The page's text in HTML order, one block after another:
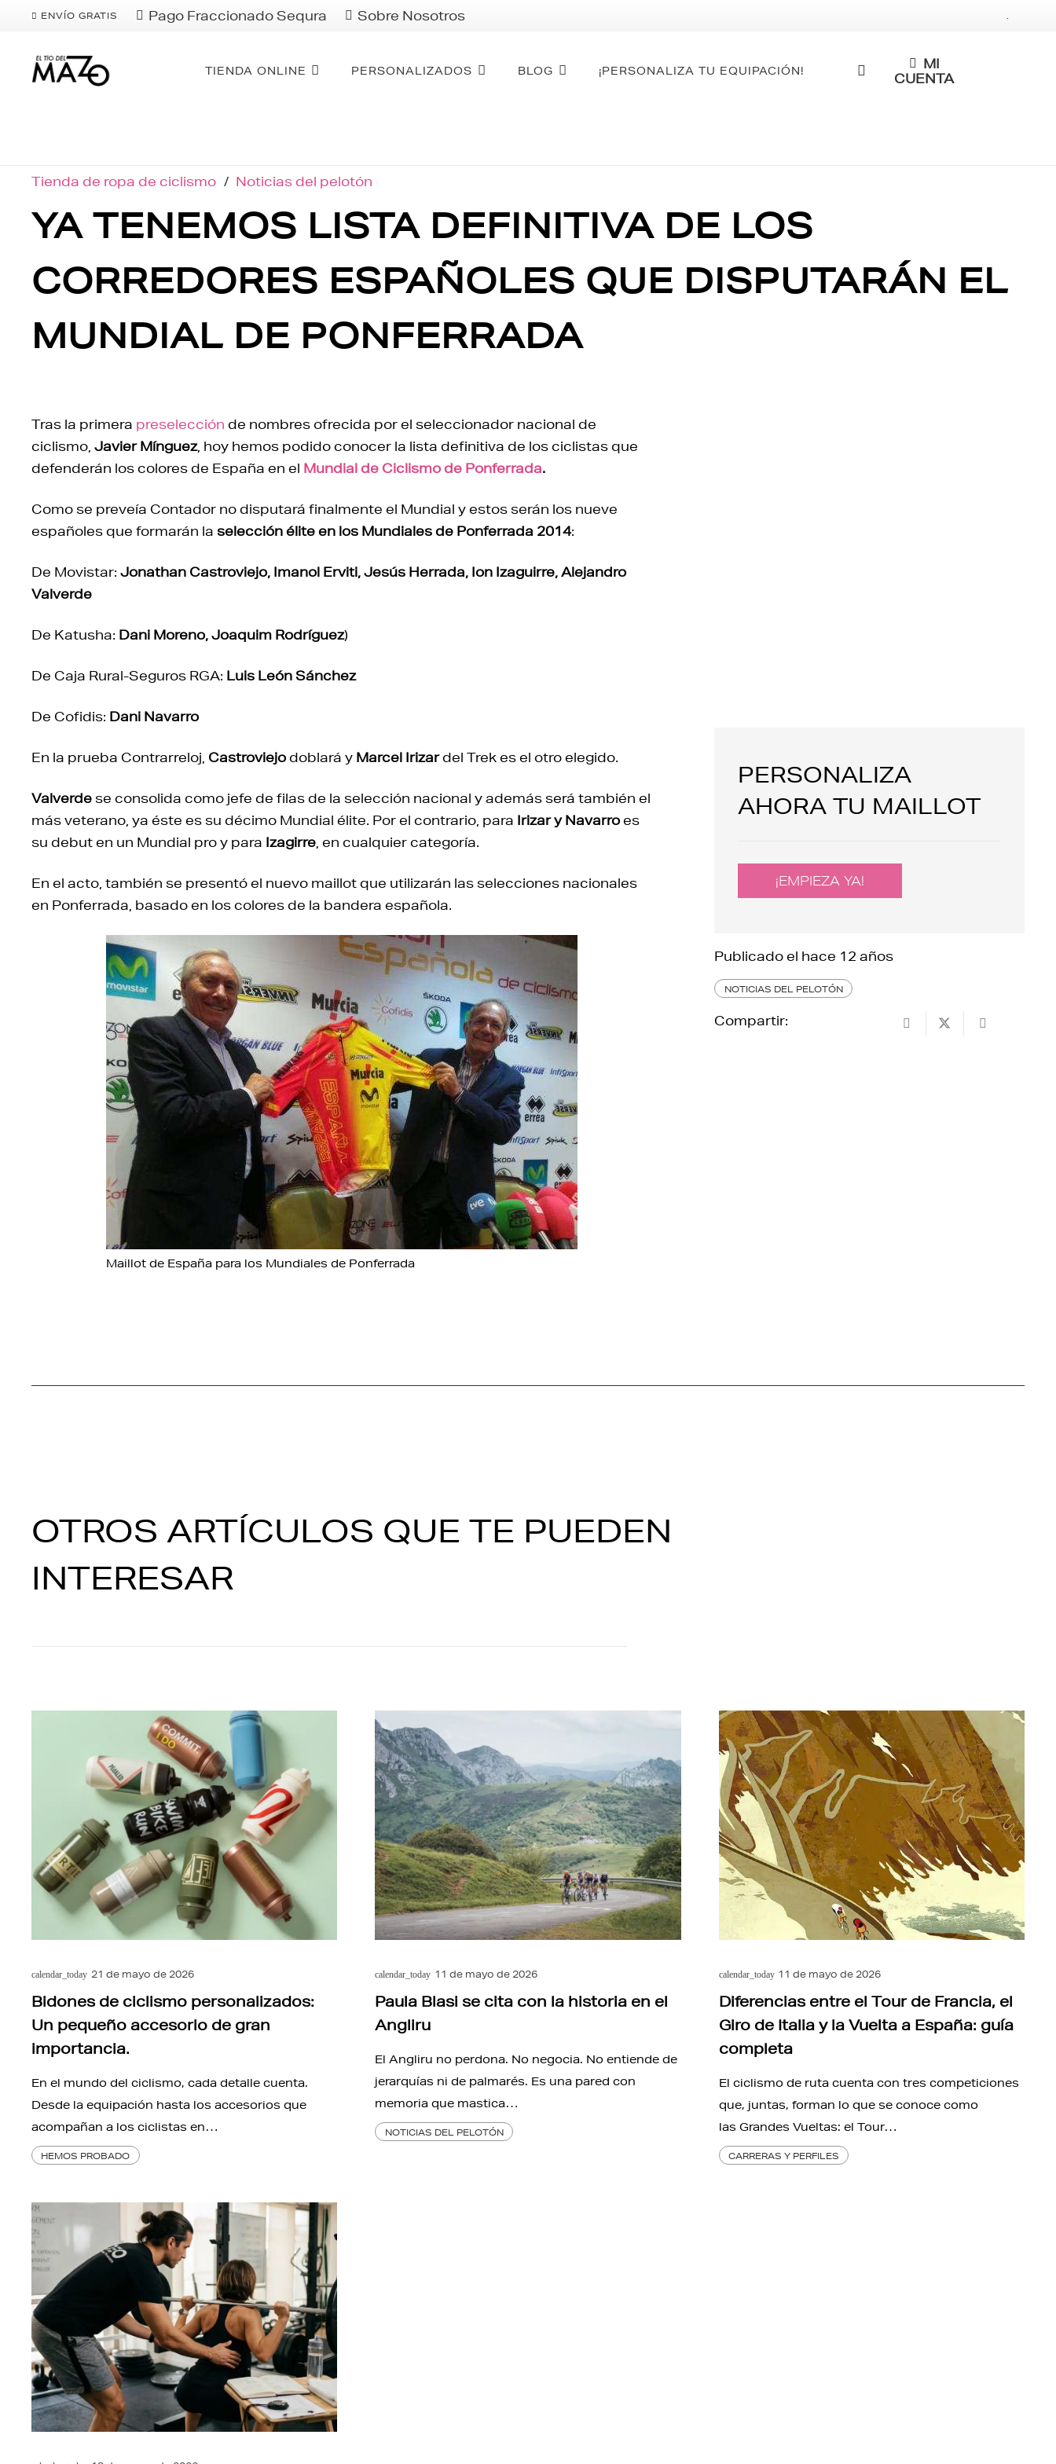
ENVÍO GRATIS Pago Fraccionado Sequra Sobre Nosotros .
TIENDA ONLINE PERSONALIZADOS BLOG ¡PERSONALIZA TU EQUIPACIÓN!
MI
CUENTA
Tienda de ropa de ciclismo / Noticias del pelotón
YA TENEMOS LISTA DEFINITIVA DE LOS
CORREDORES ESPAÑOLES QUE DISPUTARÁN EL
MUNDIAL DE PONFERRADA
Tras la primera preselección de nombres ofrecida por el seleccionador nacional de
ciclismo, Javier Mínguez, hoy hemos podido conocer la lista definitiva de los ciclistas que
defenderán los colores de España en el Mundial de Ciclismo de Ponferrada.
Como se preveía Contador no disputará finalmente el Mundial y estos serán los nueve
españoles que formarán la selección élite en los Mundiales de Ponferrada 2014:
De Movistar: Jonathan Castroviejo, Imanol Erviti, Jesús Herrada, Ion Izaguirre, Alejandro
Valverde
De Katusha: Dani Moreno, Joaquim Rodríguez)
De Caja Rural-Seguros RGA: Luis León Sánchez
De Cofidis: Dani Navarro
En la prueba Contrarreloj, Castroviejodoblará y Marcel Irizardel Trek es el otro elegido.
Valverde se consolida como jefe de filas de la selección nacional y además será también el
más veterano, ya éste es su décimo Mundial élite. Por el contrario, para Irizar y Navarroes
su debut en un Mundial pro y para Izagirre , en cualquier categoría.
En el acto, también se presentó el nuevo maillot que utilizarán las selecciones nacionales
en Ponferrada, basado en los colores de la bandera española.
Maillot de España para los Mundiales de Ponferrada
PERSONALIZA
AHORA TU MAILLOT
¡EMPIEZA YA!
Publicado el hace 12 años
NOTICIAS DEL PELOTÓN
Compartir:
OTROS ARTÍCULOS QUE TE PUEDEN
INTERESAR
calendar_today 21 de mayo de 2026
Bidones de ciclismo personalizados:
Un pequeño accesorio de gran
importancia.
En el mundo del ciclismo, cada detalle cuenta.
Desde la equipación hasta los accesorios que
acompañan a los ciclistas en…
HEMOS PROBADO
calendar_today 11 de mayo de 2026
Paula Blasi se cita con la historia en el
Angliru
El Angliru no perdona. No negocia. No entiende de
jerarquías ni de palmarés. Es una pared con
memoria que mastica…
NOTICIAS DEL PELOTÓN
calendar_today 11 de mayo de 2026
Diferencias entre el Tour de Francia, el
Giro de Italia y la Vuelta a España: guía
completa
El ciclismo de ruta cuenta con tres competiciones
que, juntas, forman lo que se conoce como
las Grandes Vueltas: el Tour…
CARRERAS Y PERFILES